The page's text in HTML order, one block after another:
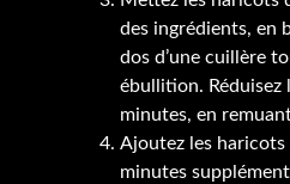
des ingrédients, en
dos d’une cuillère
ébullition. Réduisez
minutes, en
Ajoutez les
minutes